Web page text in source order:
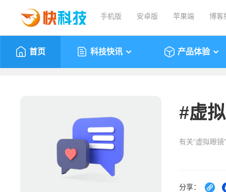
手机版 安卓版 苹果端 博客
首页 科技快讯 产品体验
#虚
有关“虚拟眼
分享：